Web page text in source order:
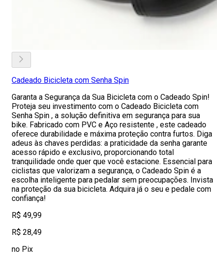
Cadeado Bicicleta com Senha Spin
Garanta a Segurança da Sua Bicicleta com o Cadeado Spin!
Proteja seu investimento com o Cadeado Bicicleta com
Senha Spin , a solução definitiva em segurança para sua
bike. Fabricado com PVC e Aço resistente , este cadeado
oferece durabilidade e máxima proteção contra furtos. Diga
adeus às chaves perdidas: a praticidade da senha garante
acesso rápido e exclusivo, proporcionando total
tranquilidade onde quer que você estacione. Essencial para
ciclistas que valorizam a segurança, o Cadeado Spin é a
escolha inteligente para pedalar sem preocupações. Invista
na proteção da sua bicicleta. Adquira já o seu e pedale com
confiança!
R$ 49,99
R$ 28,49
no Pix